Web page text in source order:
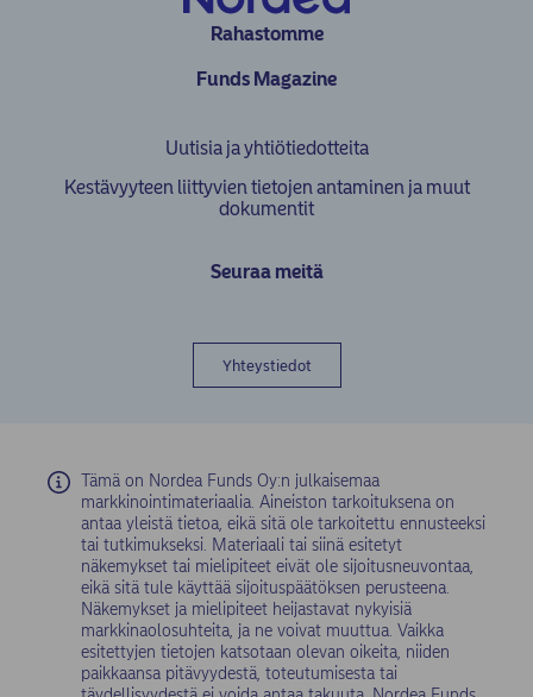
Rahastomme
Funds Magazine
Uutisia ja yhtiötiedotteita
Kestävyyteen liittyvien tietojen antaminen ja muut
dokumentit
Seuraa meitä
Yhteystiedot
Tämä on Nordea Funds Oy:n julkaisemaa
markkinointimateriaalia. Aineiston tarkoituksena on
antaa yleistä tietoa, eikä sitä ole tarkoitettu ennusteeksi
tai tutkimukseksi. Materiaali tai siinä esitetyt
näkemykset tai mielipiteet eivät ole sijoitusneuvontaa,
eikä sitä tule käyttää sijoituspäätöksen perusteena.
Näkemykset ja mielipiteet heijastavat nykyisiä
markkinaolosuhteita, ja ne voivat muuttua. Vaikka
esitettyjen tietojen katsotaan olevan oikeita, niiden
paikkaansa pitävyydestä, toteutumisesta tai